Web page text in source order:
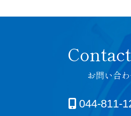
お問い合
044-811-